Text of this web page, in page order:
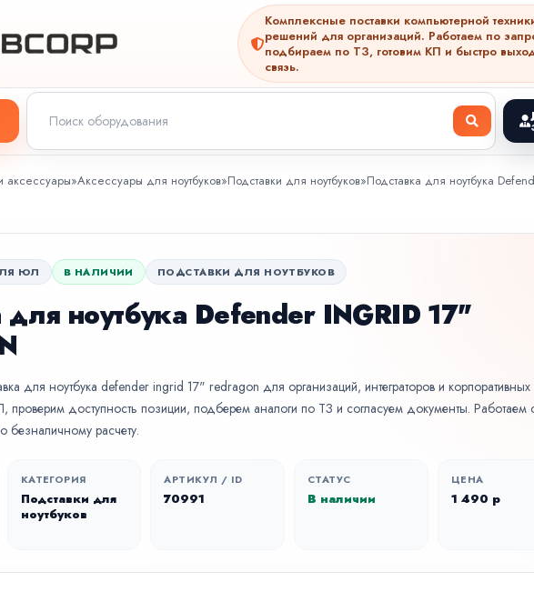
Комплексные поставки компьютерной
решений для организаций. Работаем по
подбираем по ТЗ, готовим КП и быстро
связь.
аксессуары»Аксессуары для ноутбуков»Подставки для ноутбуков»Подставка для ноутбука
ЮЛ В НАЛИЧИИ ПОДСТАВКИ ДЛЯ НОУТБУКОВ
для ноутбука Defender INGRID 17"
для ноутбука defender ingrid 17" redragon для организаций, интеграторов и корпоративных
проверим доступность позиции, подберем аналоги по ТЗ и согласуем документы. Работаем
расчету.
КАТЕГОРИЯ
Подставки для
ноутбуков
АРТИКУЛ / ID
70991
СТАТУС
В наличии
ЦЕНА
1 490 р